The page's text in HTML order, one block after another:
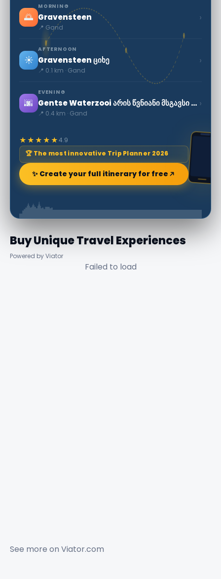
🌅
MORNING
Gravensteen
📍 Gand
›
☀️
AFTERNOON
Gravensteen ციხე
📍 0.1 km · Gand
›
🌆
EVENING
Gentse Waterzooi არის წვნიანი მსგავსი stew
📍 0.4 km · Gand
›
★★★★★4.9
🏆 The most innovative Trip Planner 2026
✨ Create your full itinerary for free
Buy Unique Travel Experiences
Powered by Viator
Failed to load
See more on Viator.com